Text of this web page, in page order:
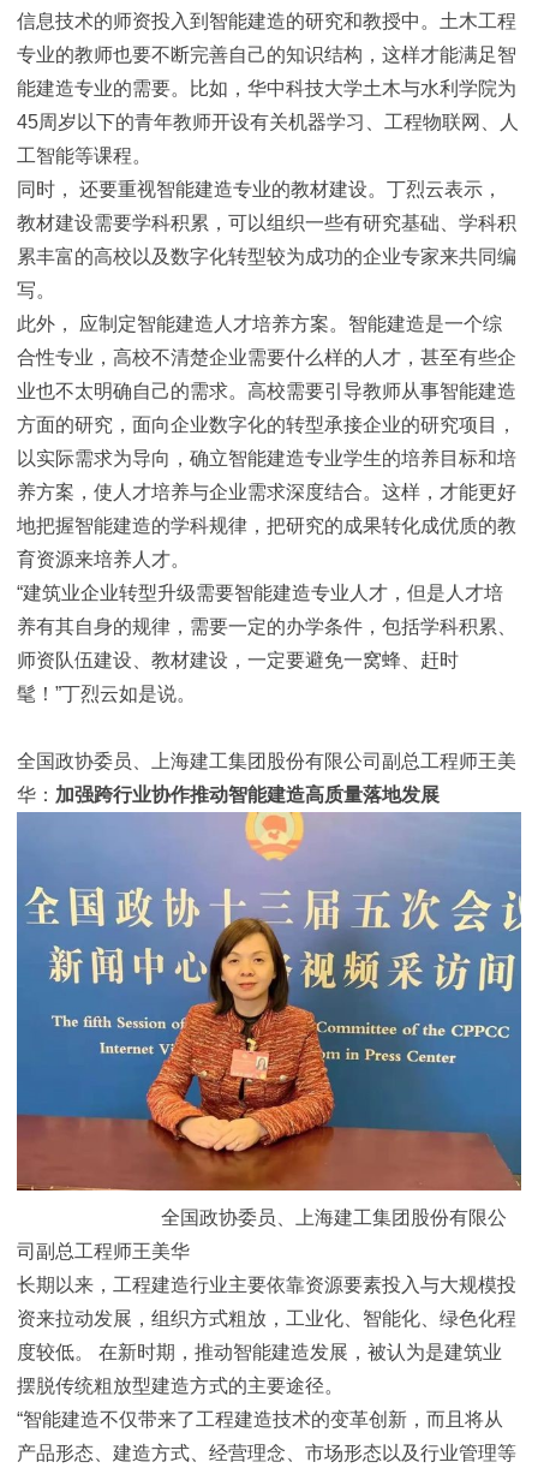
信息技术的师资投入到智能建造的研究和教授中。土木工程
专业的教师也要不断完善自己的知识结构，这样才能满足智
能建造专业的需要。比如，华中科技大学土木与水利学院为
45周岁以下的青年教师开设有关机器学习、工程物联网、人
工智能等课程。
同时， 还要重视智能建造专业的教材建设。丁烈云表示，
教材建设需要学科积累，可以组织一些有研究基础、学科积
累丰富的高校以及数字化转型较为成功的企业专家来共同编
写。
此外， 应制定智能建造人才培养方案。智能建造是一个综
合性专业，高校不清楚企业需要什么样的人才，甚至有些企
业也不太明确自己的需求。高校需要引导教师从事智能建造
方面的研究，面向企业数字化的转型承接企业的研究项目，
以实际需求为导向，确立智能建造专业学生的培养目标和培
养方案，使人才培养与企业需求深度结合。这样，才能更好
地把握智能建造的学科规律，把研究的成果转化成优质的教
育资源来培养人才。
“建筑业企业转型升级需要智能建造专业人才，但是人才培
养有其自身的规律，需要一定的办学条件，包括学科积累、
师资队伍建设、教材建设，一定要避免一窝蜂、赶时
髦！”丁烈云如是说。
全国政协委员、上海建工集团股份有限公司副总工程师王美
华： 加强跨行业协作推动智能建造高质量落地发展
全国政协委员、上海建工集团股份有限公
司副总工程师王美华
长期以来，工程建造行业主要依靠资源要素投入与大规模投
资来拉动发展，组织方式粗放，工业化、智能化、绿色化程
度较低。 在新时期，推动智能建造发展，被认为是建筑业
摆脱传统粗放型建造方式的主要途径。
“智能建造不仅带来了工程建造技术的变革创新，而且将从
产品形态、建造方式、经营理念、市场形态以及行业管理等